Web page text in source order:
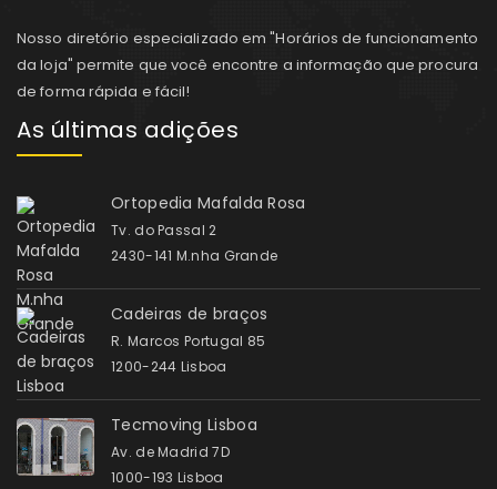
Nosso diretório especializado em "Horários de funcionamento
da loja" permite que você encontre a informação que procura
de forma rápida e fácil!
As últimas adições
Ortopedia Mafalda Rosa
Tv. do Passal 2
2430-141 M.nha Grande
Cadeiras de braços
R. Marcos Portugal 85
1200-244 Lisboa
Tecmoving Lisboa
Av. de Madrid 7D
1000-193 Lisboa